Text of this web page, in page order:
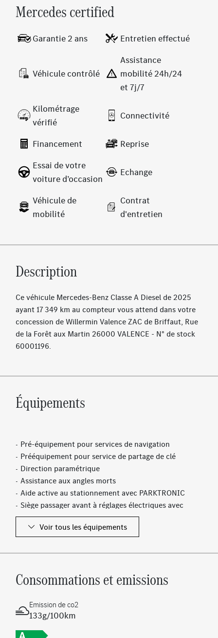
Mercedes certified
Garantie 2 ans Entretien effectué
Véhicule contrôlé
Assistance
mobilité 24h/24
et 7j/7
Kilométrage
vérifié
Connectivité
Financement
Reprise
Essai de votre
voiture d’occasion
Echange
Véhicule de
mobilité
Contrat
d'entretien
Description
Ce véhicule Mercedes-Benz Classe A Diesel de 2025
ayant 17 349 km au compteur vous attend dans votre
concession de Willermin Valence ZAC de Briffaut, Rue
de la Forêt aux Martin 26000 VALENCE - N° de stock
60001196.
Équipements
Pré-équipement pour services de navigation
Prééquipement pour service de partage de clé
Direction paramétrique
Assistance aux angles morts
Aide active au stationnement avec PARKTRONIC
Siège passager avant à réglages électriques avec
fonction Mémoires
Avertisseur de franchissement de ligne actif
automatique
Antenne GPS
Siège conducteur à réglages électriques avec
fonction Mémoires
Voir tous les équipements
Consommations et emissions
Emission de co2
133g/100km